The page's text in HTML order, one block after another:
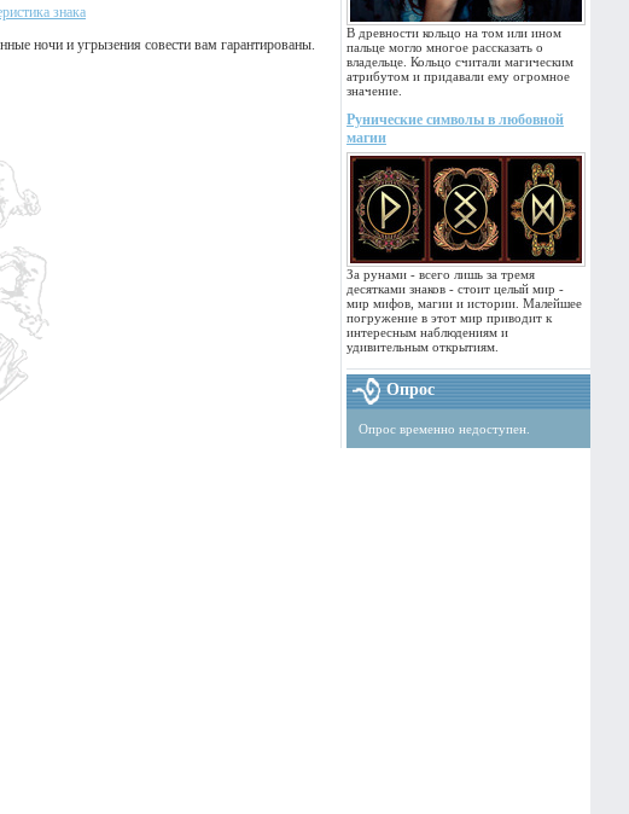
В древности кольцо на том или ином
пальце могло многое рассказать о
владельце. Кольцо считали магическим
атрибутом и придавали ему огромное
значение.
Рунические символы в любовной
магии
За рунами - всего лишь за тремя
десятками знаков - стоит целый мир -
мир мифов, магии и истории. Малейшее
погружение в этот мир приводит к
интересным наблюдениям и
удивительным открытиям.
Опрос
Опрос временно недоступен.
знака
ночи и угрызения совести вам гарантированы.